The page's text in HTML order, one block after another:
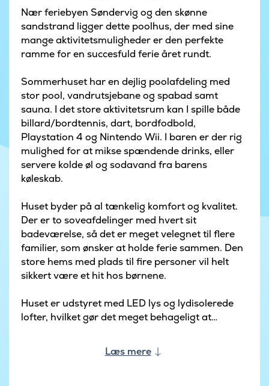
Nær feriebyen Søndervig og den skønne
sandstrand ligger dette poolhus, der med sine
mange aktivitetsmuligheder er den perfekte
ramme for en succesfuld ferie året rundt.
Sommerhuset har en dejlig poolafdeling med
stor pool, vandrutsjebane og spabad samt
sauna. I det store aktivitetsrum kan I spille både
billard/bordtennis, dart, bordfodbold,
Playstation 4 og Nintendo Wii. I baren er der rig
mulighed for at mikse spændende drinks, eller
servere kolde øl og sodavand fra barens
køleskab.
Huset byder på al tænkelig komfort og kvalitet.
Der er to soveafdelinger med hvert sit
badeværelse, så det er meget velegnet til flere
familier, som ønsker at holde ferie sammen. Den
store hems med plads til fire personer vil helt
sikkert være et hit hos børnene.
Huset er udstyret med LED lys og lydisolerede
lofter, hvilket gør det meget behageligt at
Køkkenet er særdeles velindrettet og udstyret
Læs mere